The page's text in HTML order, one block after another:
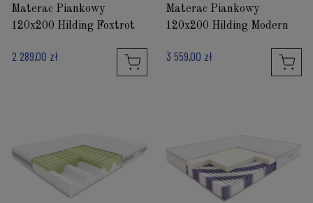
Materac Piankowy
120x200 Hilding Foxtrot
2 289,00 zł
Materac Piankowy
120x200 Hilding Modern
3 559,00 zł